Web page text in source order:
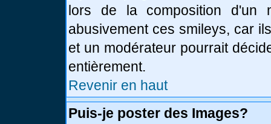
lors de la composition d'un
abusivement ces smileys, car
et un modérateur pourrait
entièrement.
Revenir en haut
Puis-je poster des Images?